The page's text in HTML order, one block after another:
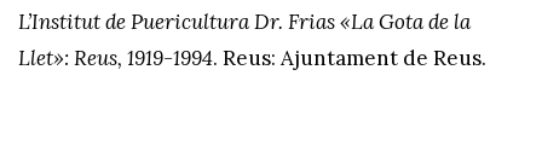
L’Institut de Puericultura Dr. Frias «La Gota de la
Llet»: Reus, 1919-1994. Reus: Ajuntament de Reus.